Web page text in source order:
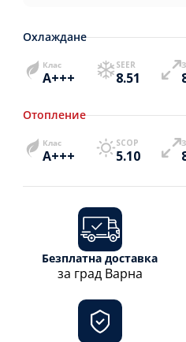
Охлаждане
Клас
A+++
SEER
8.51
Отопление
Клас
A+++
SCOP
5.10
Безплатна доставка
за град Варна